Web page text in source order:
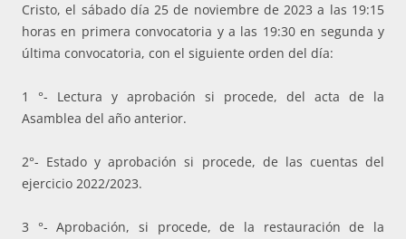
Cristo, el sábado día 25 de noviembre de 2023 a las 19:15
horas en primera convocatoria y a las 19:30 en segunda y
última convocatoria, con el siguiente orden del día:
1 °- Lectura y aprobación si procede, del acta de la
Asamblea del año anterior.
2°- Estado y aprobación si procede, de las cuentas del
ejercicio 2022/2023.
3 °- Aprobación, si procede, de la restauración de la